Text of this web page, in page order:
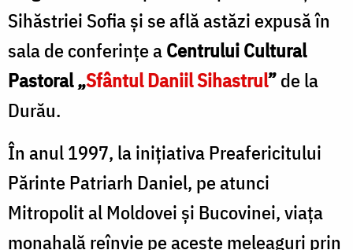
Sihăstriei Sofia și se află astăzi expusă în
sala de conferințe aCentrului Cultural
Pastoral „Sfântul Daniil Sihastrul”de la
Durău.
În anul 1997, la inițiativa Preafericitului
Părinte Patriarh Daniel, pe atunci
Mitropolit al Moldovei și Bucovinei, viața
monahală reînvie pe aceste meleaguri prin